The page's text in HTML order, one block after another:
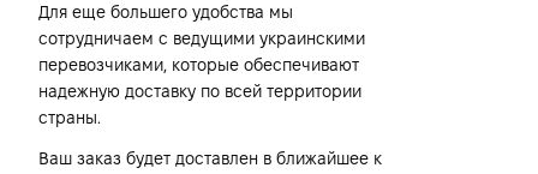
Для еще большего удобства мы
сотрудничаем с ведущими украинскими
перевозчиками, которые обеспечивают
надежную доставку по всей территории
страны.
Ваш заказ будет доставлен в ближайшее к